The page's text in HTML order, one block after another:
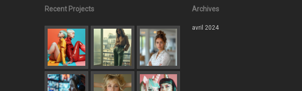
Recent Projects Archives
avril 2024